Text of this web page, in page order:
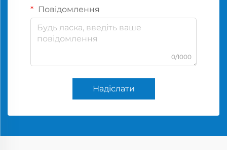
Повідомлення
0/1000
Надіслати